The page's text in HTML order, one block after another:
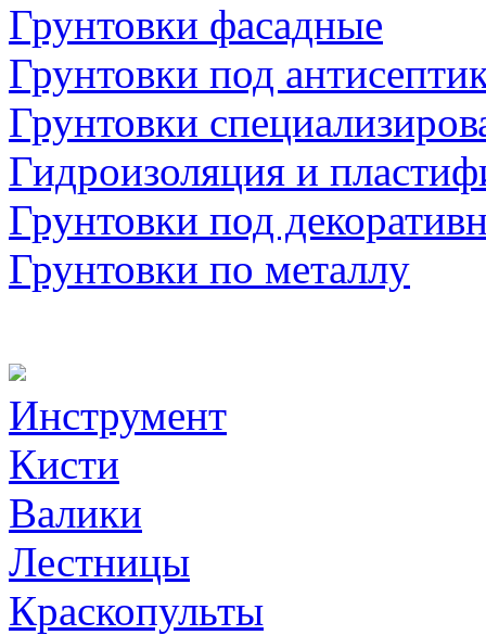
Грунтовки фасадные
Грунтовки под
Грунтовки
Гидроизоляция и
Грунтовки под
Грунтовки по металлу
Инструмент
Кисти
Валики
Лестницы
Краскопульты